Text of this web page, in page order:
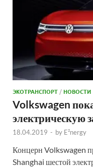
ЭКОТРАНСПОРТ /НОВОСТИ
Volkswagen
электрическую
18.04.2019 - by E²nergy
Концерн Volkswagen
Shanghai шестой